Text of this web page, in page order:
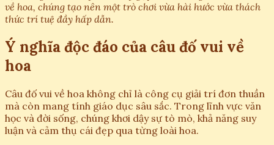
về hoa, chúng tạo nên một trò chơi vừa hài hước vừa thách
thức trí tuệ đầy hấp dẫn.
Ý nghĩa độc đáo của câu đố vui về
hoa
Câu đố vui về hoa không chỉ là công cụ giải trí đơn thuần
mà còn mang tính giáo dục sâu sắc. Trong lĩnh vực văn
học và đời sống, chúng khơi dậy sự tò mò, khả năng suy
luận và cảm thụ cái đẹp qua từng loài hoa.